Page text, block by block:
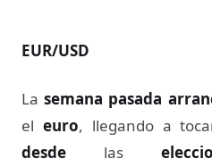
EUR/USD
Lasemana pasada
el euro, llegando a
desde las